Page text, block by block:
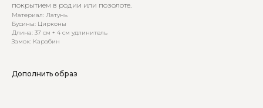
покрытием в родии или позолоте.
Материал: Латунь
Бусины: Цирконы
Длина: 37 см + 4 см удлинитель
Замок: Карабин
Дополнить образ